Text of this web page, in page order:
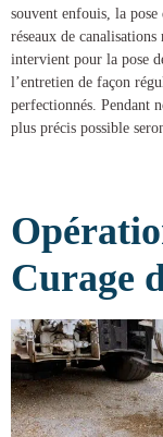
souvent enfouis, la
réseaux de canalisations
intervient pour la pose
l’entretien de façon
perfectionnés. Pendant
plus précis possible
Curage